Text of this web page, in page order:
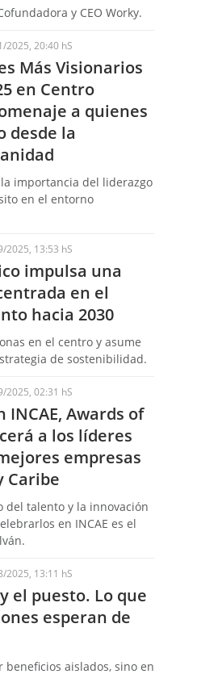
y CEO Worky.
2025, 20:40 hS
Más Visionarios
en Centro
a quienes
desde la
importancia del liderazgo
en el entorno
2025, 13:53 hS
impulsa una
en el
hacia 2030
en el centro y asume
de sostenibilidad.
2025, 02:31 hS
INCAE, Awards of
a los líderes
empresas
Caribe
del talento y la innovación
en INCAE es el
2025, 13:11 hS
el puesto. Lo que
esperan de
aislados, sino en